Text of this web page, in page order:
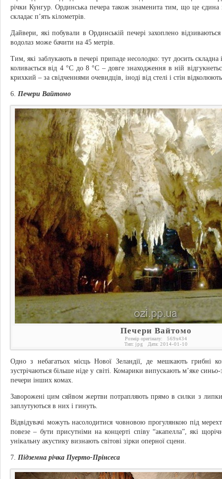
річки Кунгур. Ординська печера також знаменита тим, що це єдина
складає п’ять кілометрів.
Дайвери, які побували в Ординській печері захоплено
водолаз може бачити на 45 метрів.
Тим, які заблукають в печері припаде несолодко: тут досить складна
коливається від 4 °C до 8 °C – довге знаходження в ній
крихкий – за свідченнями очевидців, іноді від стелі і стін
6. Печери Вайтомо
Печери Вайтомо
Розмір оригіналу: 569x434
Тип: jpg Дата: 2014-01-10
Одно з небагатьох місць Нової Зеландії, де мешкають грибні
зустрічаються більше ніде у світі. Комарики випускають м’яке
печери інших комах.
Заворожені цим сяйвом жертви потрапляють прямо в силки з
заплутуються в них і гинуть.
Відвідувачі можуть насолодитися човновою прогулянкою під
повезе – бути присутніми на концерті співу “акапелла”, які
унікальну акустику визнають світові зірки оперної сцени.
7. Підземна річка Пуерто-Прінсеса